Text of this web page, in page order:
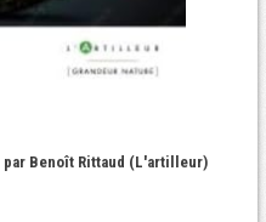
Benoît Rittaud (L'artilleur)